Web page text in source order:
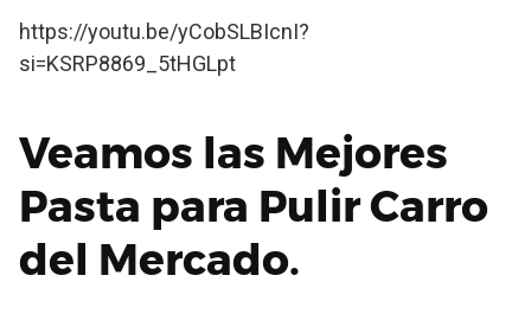
https://youtu.be/yCobSLBIcnI?
si=KSRP8869_5tHGLpt
Veamos las Mejores
Pasta para Pulir Carro
del Mercado.